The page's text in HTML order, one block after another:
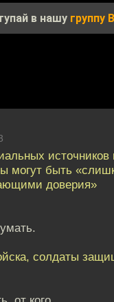
в нашу группу
могут быть
доверия»
солдаты